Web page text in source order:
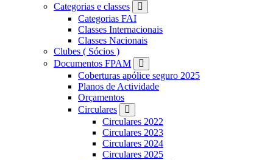
Categorias e classes
Categorias FAI
Classes Internacionais
Classes Nacionais
Clubes ( Sócios )
Documentos FPAM
Coberturas apólice seguro 2025
Planos de Actividade
Orçamentos
Circulares
Circulares 2022
Circulares 2023
Circulares 2024
Circulares 2025